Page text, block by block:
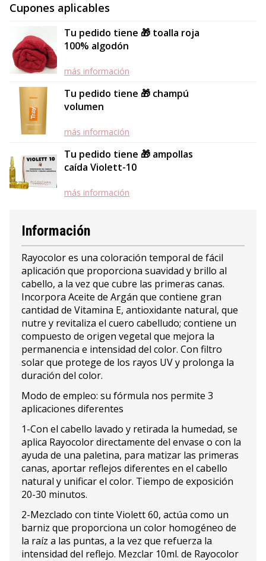
Cupones aplicables
Tu pedido tiene 🎁 toalla roja
100% algodón
más información
Tu pedido tiene 🎁 champú
volumen
más información
Tu pedido tiene 🎁 ampollas
caída Violett-10
más información
Información
Rayocolor es una coloración temporal de fácil
aplicación que proporciona suavidad y brillo al
cabello, a la vez que cubre las primeras canas.
Incorpora Aceite de Argán que contiene gran
cantidad de Vitamina E, antioxidante natural, que
nutre y revitaliza el cuero cabelludo; contiene un
compuesto de origen vegetal que mejora la
permanencia e intensidad del color. Con filtro
solar que protege de los rayos UV y prolonga la
duración del color.
Modo de empleo: su fórmula nos permite 3
aplicaciones diferentes
1-Con el cabello lavado y retirada la humedad, se
aplica Rayocolor directamente del envase o con la
ayuda de una paletina, para matizar las primeras
canas, aportar reflejos diferentes en el cabello
natural y unificar el color. Tiempo de exposición
20-30 minutos.
2-Mezclado con tinte Violett 60, actúa como un
barniz que proporciona un color homogéneo de
la raíz a las puntas, a la vez que refuerza la
intensidad del reflejo. Mezclar 10ml. de Rayocolor